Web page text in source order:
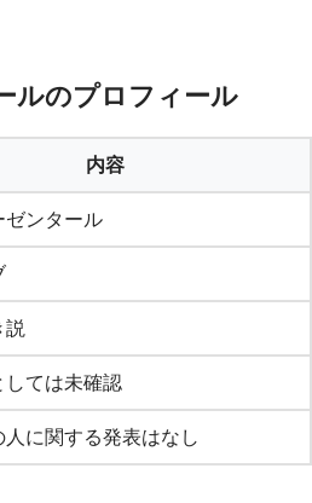
ルのプロフィール
内容
ゼンタール
説
しては未確認
に関する発表はなし